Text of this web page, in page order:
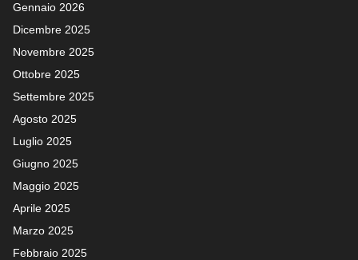
Gennaio 2026
Dicembre 2025
Novembre 2025
Ottobre 2025
Settembre 2025
Agosto 2025
Luglio 2025
Giugno 2025
Maggio 2025
Aprile 2025
Marzo 2025
Febbraio 2025